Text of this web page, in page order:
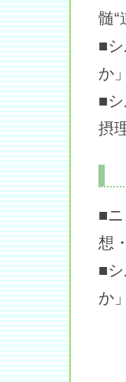
髄“
■
か」
■
摂
■
想
■
か」